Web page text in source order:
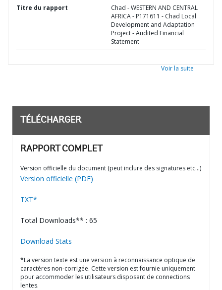
Titre du rapport
Chad - WESTERN AND CENTRAL
AFRICA - P171611 - Chad Local
Development and Adaptation
Project - Audited Financial
Statement
Voir la suite
TÉLÉCHARGER
RAPPORT COMPLET
Version officielle du document (peut inclure des signatures etc…)
Version officielle (PDF)
TXT*
Total Downloads** : 65
Download Stats
*La version texte est une version à reconnaissance optique de
caractères non-corrigée. Cette version est fournie uniquement
pour accommoder les utilisateurs disposant de connections
lentes.